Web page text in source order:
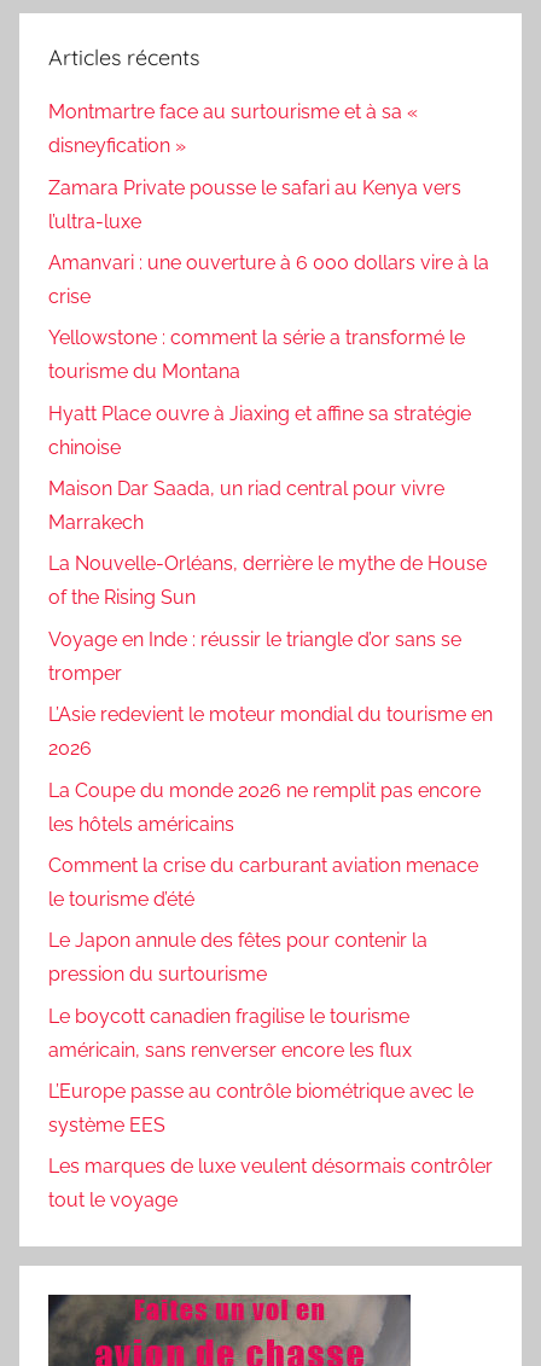
Articles récents
Montmartre face au surtourisme et à sa «
disneyfication »
Zamara Private pousse le safari au Kenya vers
l’ultra-luxe
Amanvari : une ouverture à 6 000 dollars vire à la
crise
Yellowstone : comment la série a transformé le
tourisme du Montana
Hyatt Place ouvre à Jiaxing et affine sa stratégie
chinoise
Maison Dar Saada, un riad central pour vivre
Marrakech
La Nouvelle-Orléans, derrière le mythe de House
of the Rising Sun
Voyage en Inde : réussir le triangle d’or sans se
tromper
L’Asie redevient le moteur mondial du tourisme en
2026
La Coupe du monde 2026 ne remplit pas encore
les hôtels américains
Comment la crise du carburant aviation menace
le tourisme d’été
Le Japon annule des fêtes pour contenir la
pression du surtourisme
Le boycott canadien fragilise le tourisme
américain, sans renverser encore les flux
L’Europe passe au contrôle biométrique avec le
système EES
Les marques de luxe veulent désormais contrôler
tout le voyage